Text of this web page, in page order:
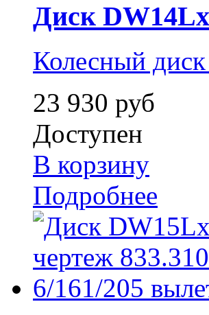
Диск
Колесный
23 930 руб
Доступен
В корзину
Подробнее